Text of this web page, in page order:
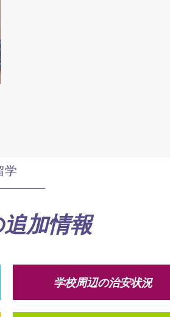
学
加情報
学校周辺の治安状況